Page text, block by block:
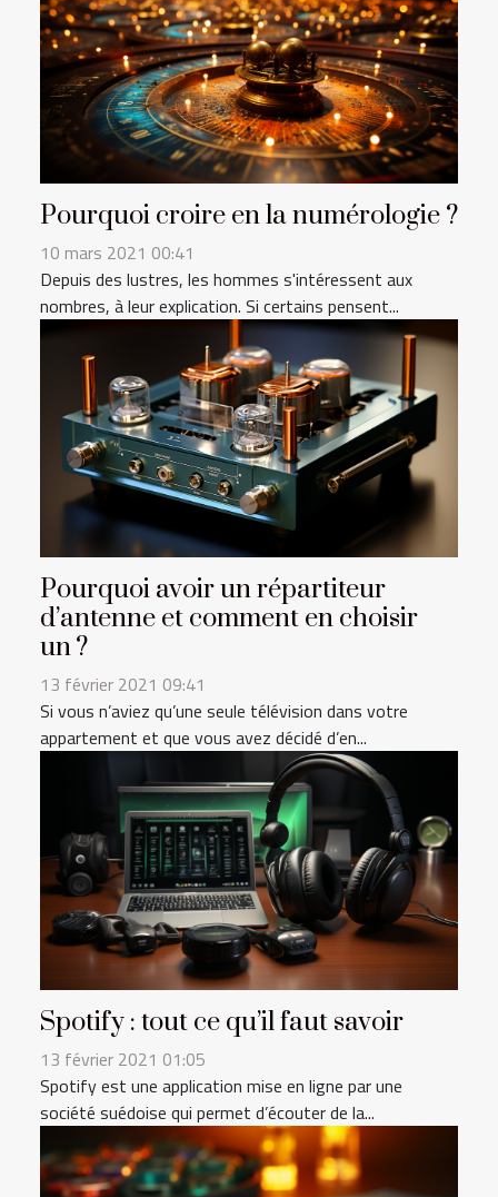
Pourquoi croire en la numérologie ?
10 mars 2021 00:41
Depuis des lustres, les hommes s'intéressent aux
nombres, à leur explication. Si certains pensent...
Pourquoi avoir un répartiteur
d’antenne et comment en choisir
un ?
13 février 2021 09:41
Si vous n’aviez qu’une seule télévision dans votre
appartement et que vous avez décidé d’en...
Spotify : tout ce qu’il faut savoir
13 février 2021 01:05
Spotify est une application mise en ligne par une
société suédoise qui permet d’écouter de la...